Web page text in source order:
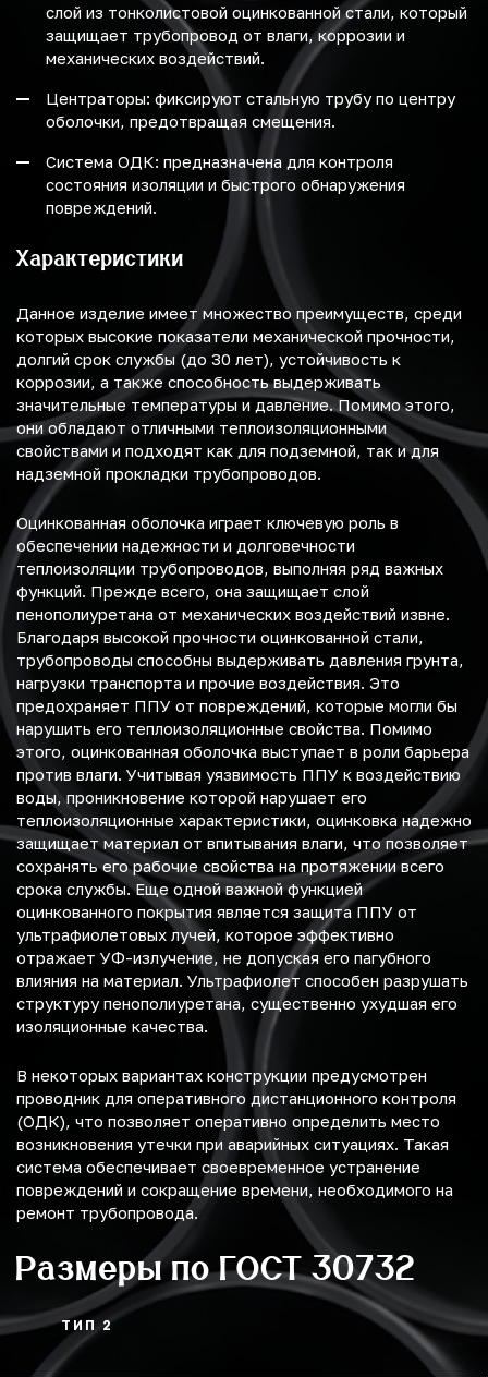
слой из тонколистовой оцинкованной стали, который
защищает трубопровод от влаги, коррозии и
механических воздействий.
Центраторы: фиксируют стальную трубу по центру
оболочки, предотвращая смещения.
Система ОДК: предназначена для контроля
состояния изоляции и быстрого обнаружения
повреждений.
Характеристики
Данное изделие имеет множество преимуществ, среди
которых высокие показатели механической прочности,
долгий срок службы (до 30 лет), устойчивость к
коррозии, а также способность выдерживать
значительные температуры и давление. Помимо этого,
они обладают отличными теплоизоляционными
свойствами и подходят как для подземной, так и для
надземной прокладки трубопроводов.
Оцинкованная оболочка играет ключевую роль в
обеспечении надежности и долговечности
теплоизоляции трубопроводов, выполняя ряд важных
функций. Прежде всего, она защищает слой
пенополиуретана от механических воздействий извне.
Благодаря высокой прочности оцинкованной стали,
трубопроводы способны выдерживать давления грунта,
нагрузки транспорта и прочие воздействия. Это
предохраняет ППУ от повреждений, которые могли бы
нарушить его теплоизоляционные свойства. Помимо
этого, оцинкованная оболочка выступает в роли барьера
против влаги. Учитывая уязвимость ППУ к воздействию
воды, проникновение которой нарушает его
теплоизоляционные характеристики, оцинковка надежно
защищает материал от впитывания влаги, что позволяет
сохранять его рабочие свойства на протяжении всего
срока службы. Еще одной важной функцией
оцинкованного покрытия является защита ППУ от
ультрафиолетовых лучей, которое эффективно
отражает УФ-излучение, не допуская его пагубного
влияния на материал. Ультрафиолет способен разрушать
структуру пенополиуретана, существенно ухудшая его
изоляционные качества.
В некоторых вариантах конструкции предусмотрен
проводник для оперативного дистанционного контроля
(ОДК), что позволяет оперативно определить место
возникновения утечки при аварийных ситуациях. Такая
система обеспечивает своевременное устранение
повреждений и сокращение времени, необходимого на
ремонт трубопровода.
Размеры по ГОСТ 30732
ТИП 2